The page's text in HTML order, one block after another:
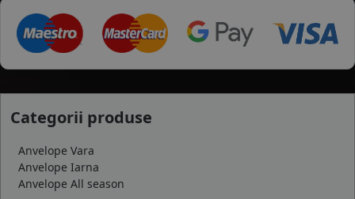
Categorii produse
Anvelope Vara
Anvelope Iarna
Anvelope All season